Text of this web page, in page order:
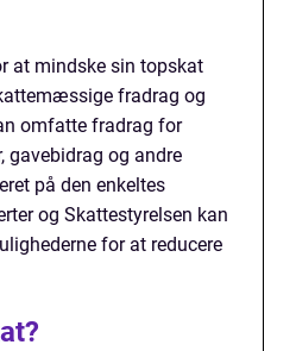
at mindske sin topskat
fradrag og
omfatte fradrag for
gavebidrag og andre
på den enkeltes
og Skattestyrelsen kan
for at reducere